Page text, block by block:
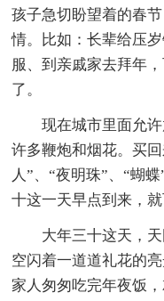
孩子急切盼望着的春
情。比如：长辈给压
服、到亲戚家去拜年
了。
现在城市里面允
许多鞭炮和烟花。买
人”、“夜明珠”、“蝴
十这一天早点到来，就
大年三十这天，
空闪着一道道礼花的
家人匆匆吃完年夜饭